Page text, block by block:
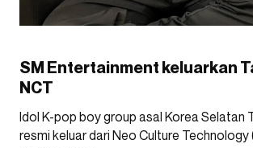
SM Entertainment keluarkan
NCT
Idol K-pop boy group asal Korea Selatan
resmi keluar dari Neo Culture Technology